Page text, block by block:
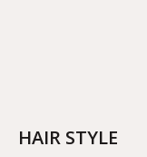
HAIR STYLE